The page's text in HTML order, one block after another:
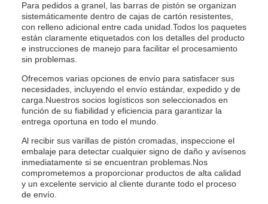
Para pedidos a granel, las barras de pistón se organizan
sistemáticamente dentro de cajas de cartón resistentes,
con relleno adicional entre cada unidad.Todos los paquetes
están claramente etiquetados con los detalles del producto
e instrucciones de manejo para facilitar el procesamiento
sin problemas.
Ofrecemos varias opciones de envío para satisfacer sus
necesidades, incluyendo el envío estándar, expedido y de
carga.Nuestros socios logísticos son seleccionados en
función de su fiabilidad y eficiencia para garantizar la
entrega oportuna en todo el mundo.
Al recibir sus varillas de pistón cromadas, inspeccione el
embalaje para detectar cualquier signo de daño y avísenos
inmediatamente si se encuentran problemas.Nos
comprometemos a proporcionar productos de alta calidad
y un excelente servicio al cliente durante todo el proceso
de envío.